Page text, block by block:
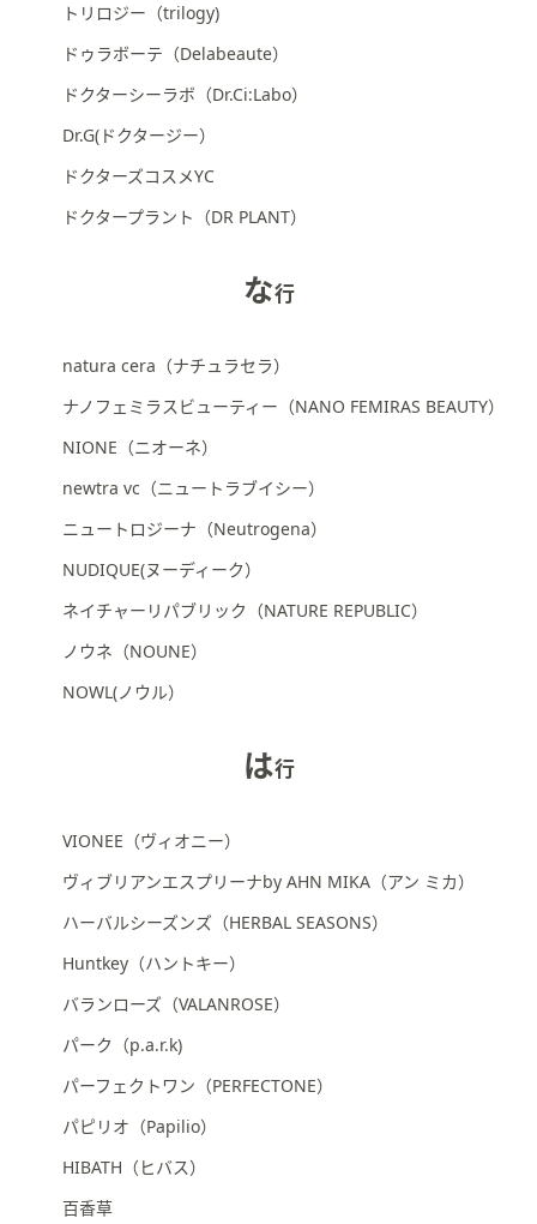
トリロジー（trilogy)
ドゥラボーテ（Delabeaute）
ドクターシーラボ（Dr.Ci:Labo）
Dr.G(ドクタージー）
ドクターズコスメYC
ドクタープラント（DR PLANT）
な行
natura cera（ナチュラセラ）
ナノフェミラスビューティー（NANO FEMIRAS BEAUTY）
NIONE（ニオーネ）
newtra vc（ニュートラブイシー）
ニュートロジーナ（Neutrogena）
NUDIQUE(ヌーディーク）
ネイチャーリパブリック（NATURE REPUBLIC）
ノウネ（NOUNE）
NOWL(ノウル）
は行
VIONEE（ヴィオニー）
ヴィブリアンエスプリーナby AHN MIKA（アン ミカ）
ハーバルシーズンズ（HERBAL SEASONS）
Huntkey（ハントキー）
バランローズ（VALANROSE）
パーク（p.a.r.k)
パーフェクトワン（PERFECTONE）
パピリオ（Papilio）
HIBATH（ヒバス）
百香草